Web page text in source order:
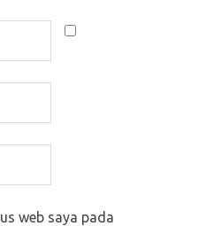
web saya pada